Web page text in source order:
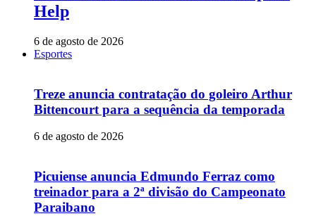
Help
6 de agosto de 2026
Esportes
Treze anuncia contratação do goleiro Arthur
Bittencourt para a sequência da temporada
6 de agosto de 2026
Picuiense anuncia Edmundo Ferraz como
treinador para a 2ª divisão do Campeonato
Paraibano